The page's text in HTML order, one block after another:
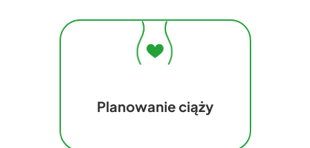
Planowanie ciąży